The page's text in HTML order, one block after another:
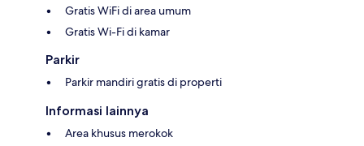
Gratis WiFi di area umum
Gratis Wi-Fi di kamar
Parkir
Parkir mandiri gratis di properti
Informasi lainnya
Area khusus merokok